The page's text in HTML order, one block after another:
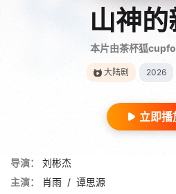
山神
本片由茶杯狐
大陆剧 2026
立即播
导演：
刘彬杰
主演：
肖雨 / 谭思源